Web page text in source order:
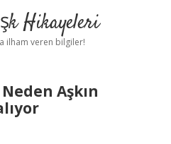
Uyarı
Hikayeleri
ilham veren bilgiler!
Aşkın